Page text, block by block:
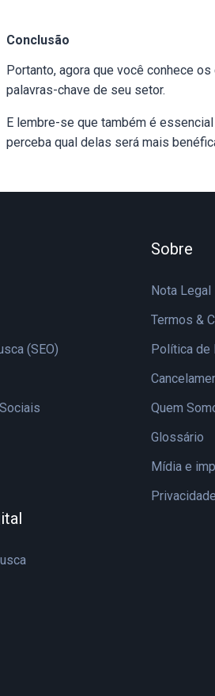
Conclusão
Portanto, agora que você conhece
palavras-chave de seu setor.
E lembre-se que também é
perceba qual delas será mais
(SEO)
Sobre
Nota Legal
Termos &
Política de
Quem
Glossário
Mídia e